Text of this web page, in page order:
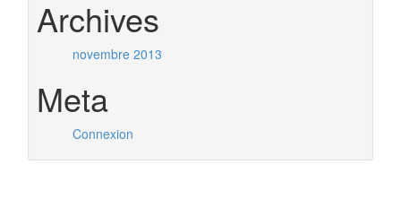
Archives
novembre 2013
Meta
Connexion